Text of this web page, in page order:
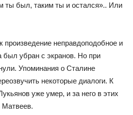
ты был, таким ты и остался».. Или
неправдоподобное и
убран с экранов. Но при
Упоминания о Сталине
некоторые диалоги. К
уже умер, и за него в этих
Матвеев.